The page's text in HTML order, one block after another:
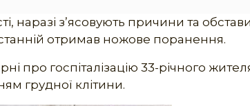
наразі з’ясовують причини та
отримав ножове поранення.
про госпіталізацію 33-річного
грудної клітини.